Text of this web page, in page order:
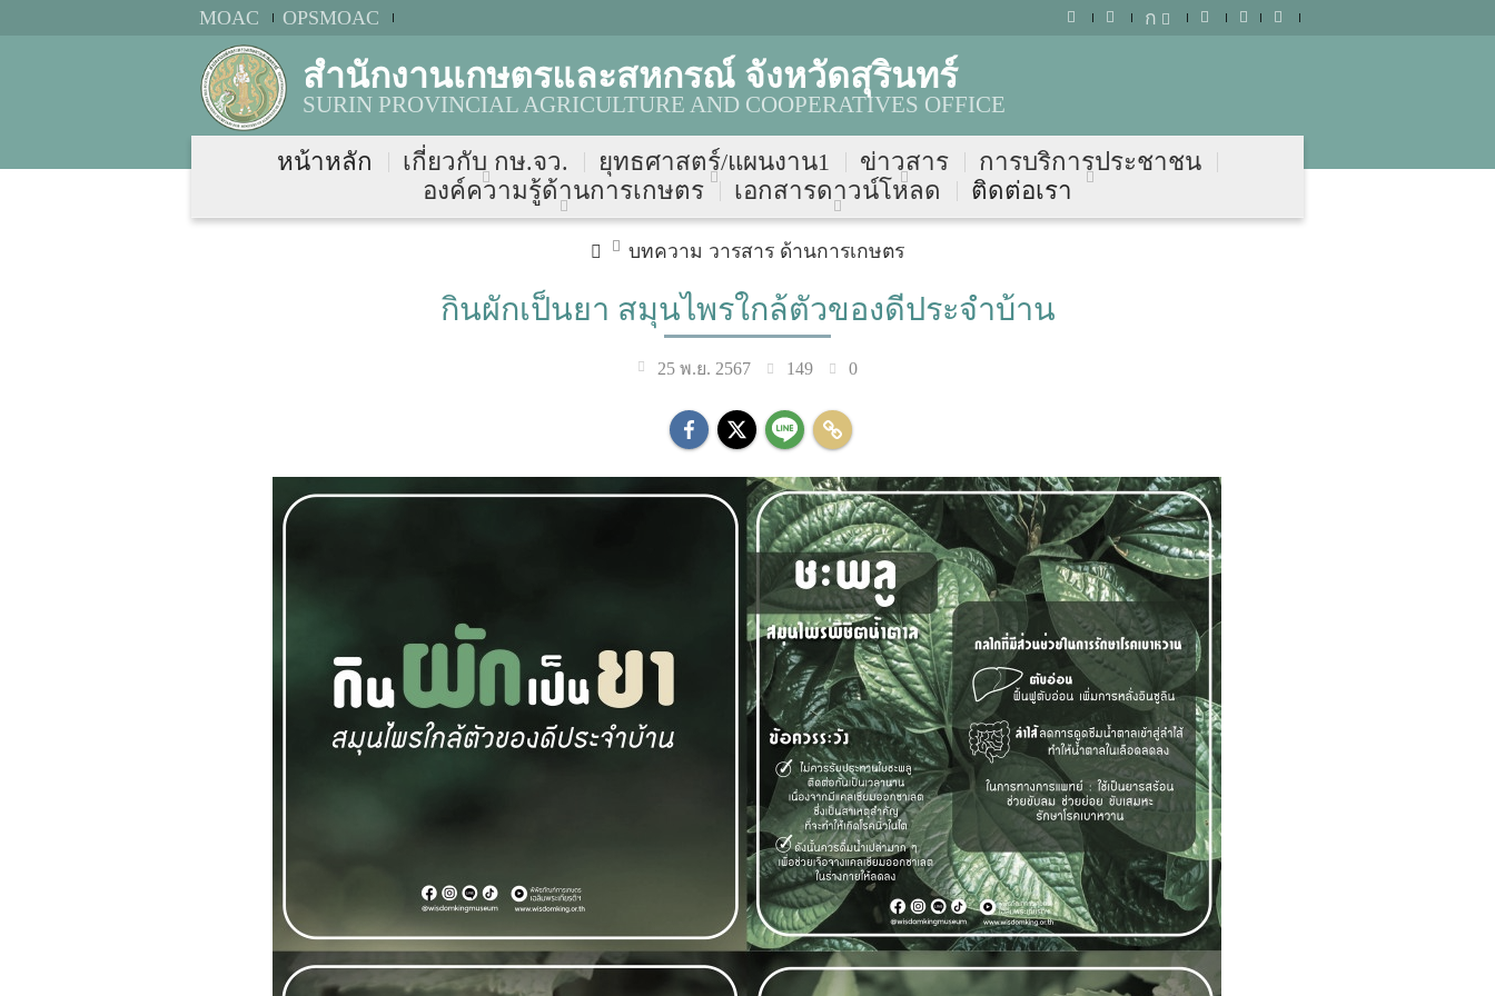
MOAC OPSMOAC ก
สำนักงานเกษตรและสหกรณ์ จังหวัดสุรินทร์
SURIN PROVINCIAL AGRICULTURE AND COOPERATIVES OFFICE
หน้าหลัก เกี่ยวกับ กษ.จว. ยุทธศาสตร์/แผนงาน1 ข่าวสาร
การบริการประชาชน
องค์ความรู้ด้านการเกษตร
เอกสารดาวน์โหลด ติดต่อเรา
บทความ วารสาร ด้านการเกษตร
กินผักเป็นยา สมุนไพรใกล้ตัวของดีประจำบ้าน
25 พ.ย. 2567 149 0